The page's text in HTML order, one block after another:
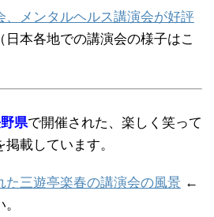
、メンタルヘルス講演会が好評
（日本各地での講演会の様子はこ
県で開催された、楽しく笑って
載しています。
た三遊亭楽春の講演会の風景 ←